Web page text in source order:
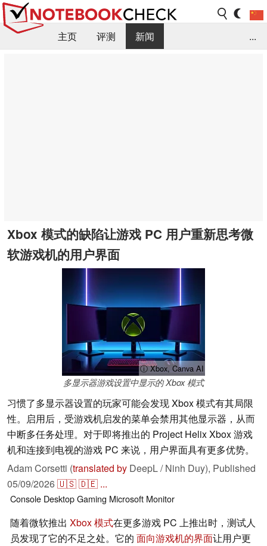
主页 评测
新闻
...
Xbox 模式的缺陷让游戏 PC 用户重新思考微
软游戏机的用户界面
ⓘ Xbox, Canva AI
多显示器游戏设置中显示的 Xbox 模式
习惯了多显示器设置的玩家可能会发现 Xbox 模式有其局限
性。启用后，受游戏机启发的菜单会禁用其他显示器，从而
中断多任务处理。对于即将推出的 Project Helix Xbox 游戏
机和连接到电视的游戏 PC 来说，用户界面具有更多优势。
Adam Corsetti (translated by DeepL / Ninh Duy), Published
05/09/2026🇺🇸🇩🇪 ...
Console DesktopGaming Microsoft Monitor
随着微软推出 Xbox 模式在更多游戏 PC 上推出时，测试人
员发现了它的不足之处。它的 面向游戏机的界面让用户更